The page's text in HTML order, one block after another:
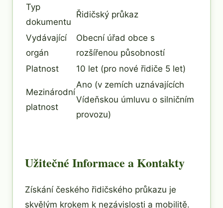
Typ
dokumentu
Řidičský průkaz
Vydávající
orgán
Obecní úřad obce s
rozšířenou působností
Platnost
10 let (pro nové řidiče 5 let)
Mezinárodní
platnost
Ano (v zemích uznávajících
Vídeňskou úmluvu o silničním
provozu)
Užitečné Informace a Kontakty
Získání českého řidičského průkazu je
skvělým krokem k nezávislosti a mobilitě.